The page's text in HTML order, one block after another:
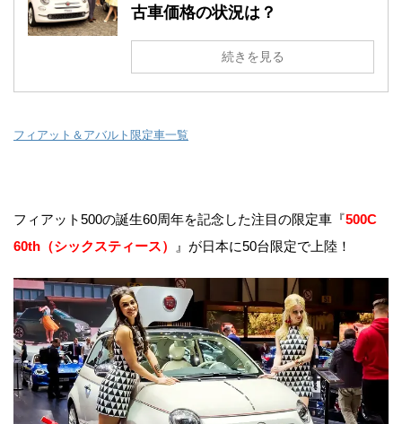
古車価格の状況は？
続きを見る
フィアット＆アバルト限定車一覧
フィアット500の誕生60周年を記念した注目の限定車『500C
60th（シックスティース）
』が日本に50台限定で上陸！